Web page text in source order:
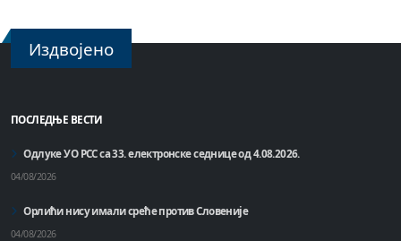
Издвојено
ПОСЛЕДЊЕ ВЕСТИ
Одлуке УО РСС са 33. електронске седнице од 4.08.2026.
04/08/2026
Орлићи нису имали среће против Словеније
04/08/2026